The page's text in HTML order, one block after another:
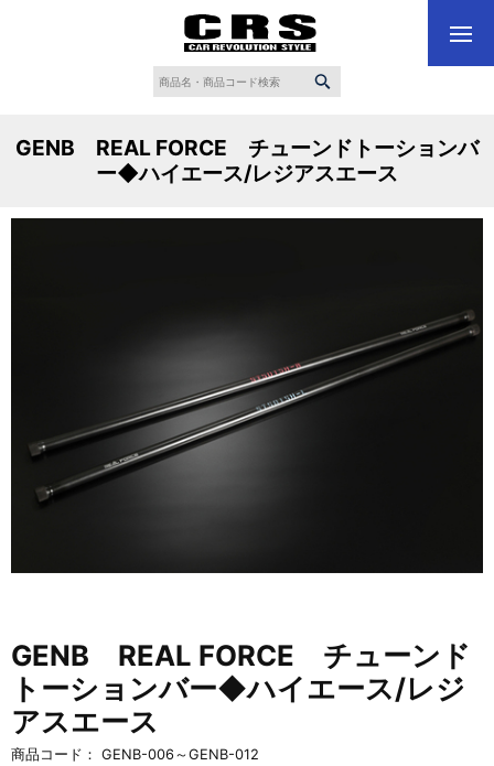
GENB REAL FORCE チューンドトーションバ
ー◆ハイエース/レジアスエース
GENB REAL FORCE チューンド
トーションバー◆ハイエース/レジ
アスエース
商品コード： GENB-006～GENB-012